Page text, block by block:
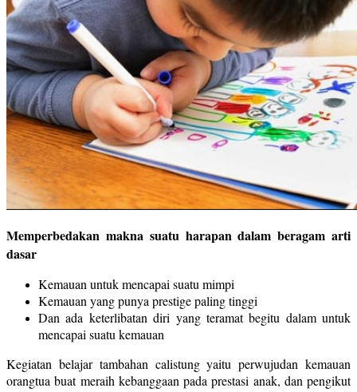
Memperbedakan makna suatu harapan dalam beragam arti
dasar
Kemauan untuk mencapai suatu mimpi
Kemauan yang punya prestige paling tinggi
Dan ada keterlibatan diri yang teramat begitu dalam untuk
mencapai suatu kemauan
Kegiatan belajar tambahan calistung yaitu perwujudan kemauan
orangtua buat meraih kebanggaan pada prestasi anak, dan pengikut